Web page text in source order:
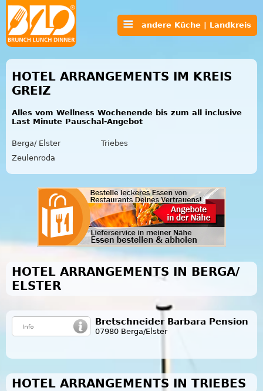
andere Küche | Landkreis
HOTEL ARRANGEMENTS IM KREIS
GREIZ
Alles vom Wellness Wochenende bis zum all inclusive
Last Minute Pauschal-Angebot
Berga/ Elster
Triebes
Zeulenroda
HOTEL ARRANGEMENTS IN BERGA/
ELSTER
Bretschneider Barbara Pension
07980 Berga/Elster
HOTEL ARRANGEMENTS IN TRIEBES